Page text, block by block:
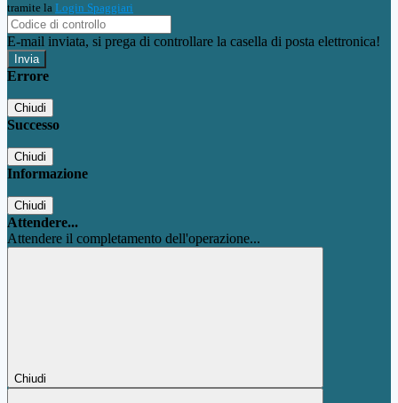
tramite la Login Spaggiari
E-mail inviata, si prega di controllare la casella di posta elettronica!
Errore
Chiudi
Successo
Chiudi
Informazione
Chiudi
Attendere...
Attendere il completamento dell'operazione...
Chiudi